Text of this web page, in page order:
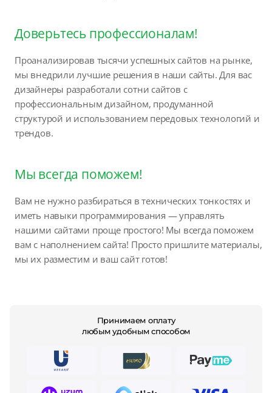
Доверьтесь профессионалам!
Проанализировав тысячи успешных сайтов на рынке,
мы внедрили лучшие решения в наши сайты. Для вас
дизайнеры разработали сотни сайтов с
профессиональным дизайном, продуманной
структурой и использованием передовых технологий и
трендов.
Мы всегда поможем!
Вам не нужно разбираться в технических тонкостях и
иметь навыки программирования — управлять
нашими сайтами проще простого! Мы всегда поможем
вам с наполнением сайта! Просто пришлите материалы,
мы их разместим и ваш сайт готов!
Принимаем оплату
любым удобным способом